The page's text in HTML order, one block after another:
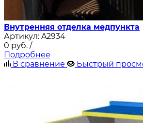
Внутренняя отделка медпункта
Артикул: A2934
0 руб. /
Подробнее
В сравнение
Быстрый